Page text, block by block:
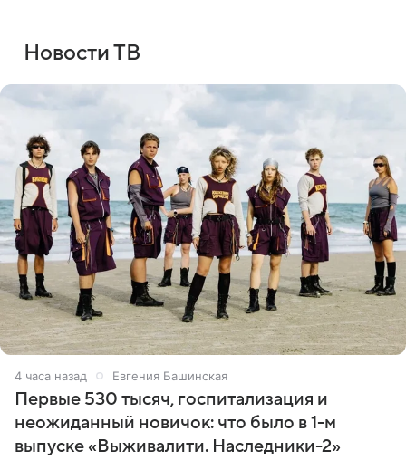
Новости ТВ
4 часа назад Евгения Башинская
Первые 530 тысяч, госпитализация и
неожиданный новичок: что было в 1-м
выпуске «Выживалити. Наследники-2»